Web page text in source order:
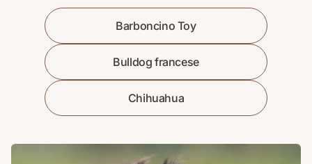
Barboncino Toy
Bulldog francese
Chihuahua